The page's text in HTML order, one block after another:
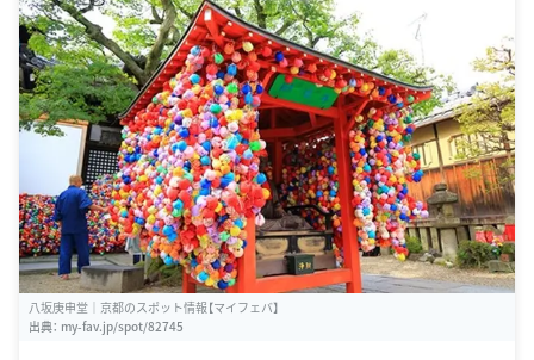
八坂庚申堂｜京都のスポット情報【マイフェバ】
出典： my-fav.jp/spot/82745